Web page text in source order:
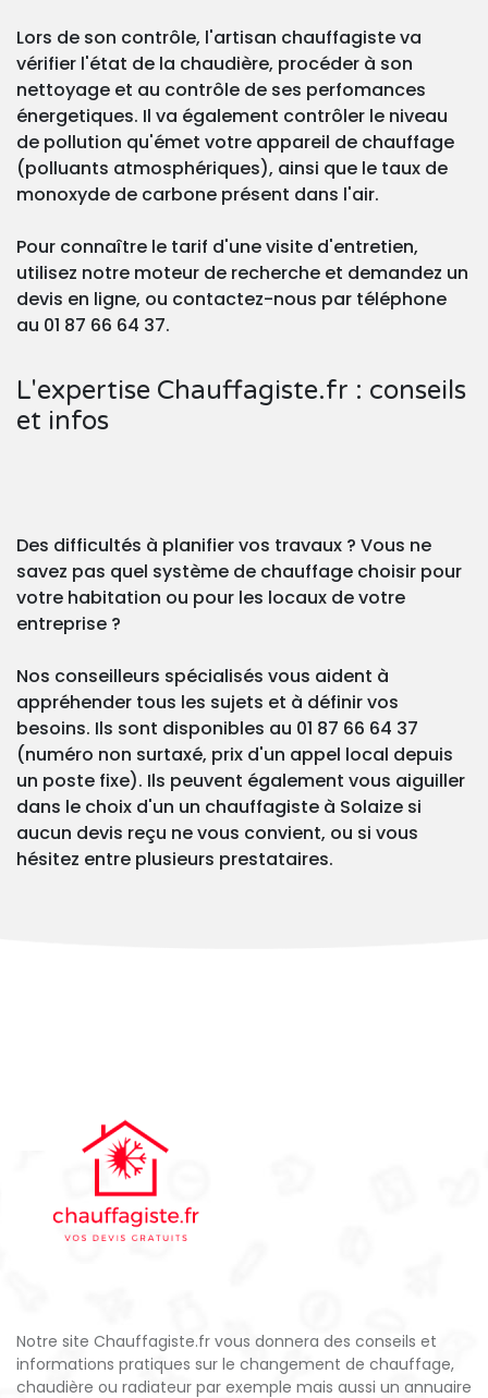
Lors de son contrôle, l'artisan chauffagiste va
vérifier l'état de la chaudière, procéder à son
nettoyage et au contrôle de ses perfomances
énergetiques. Il va également contrôler le niveau
de pollution qu'émet votre appareil de chauffage
(polluants atmosphériques), ainsi que le taux de
monoxyde de carbone présent dans l'air.
Pour connaître le tarif d'une visite d'entretien,
utilisez notre moteur de recherche et demandez un
devis en ligne, ou contactez-nous par téléphone
au 01 87 66 64 37.
L'expertise Chauffagiste.fr : conseils
et infos
Des difficultés à planifier vos travaux ? Vous ne
savez pas quel système de chauffage choisir pour
votre habitation ou pour les locaux de votre
entreprise ?
Nos conseilleurs spécialisés vous aident à
appréhender tous les sujets et à définir vos
besoins. Ils sont disponibles au 01 87 66 64 37
(numéro non surtaxé, prix d'un appel local depuis
un poste fixe). Ils peuvent également vous aiguiller
dans le choix d'un un chauffagiste à Solaize si
aucun devis reçu ne vous convient, ou si vous
hésitez entre plusieurs prestataires.
Notre site Chauffagiste.fr vous donnera des conseils et
informations pratiques sur le changement de chauffage,
chaudière ou radiateur par exemple mais aussi un annuaire